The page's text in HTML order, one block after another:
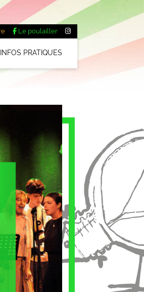
Le poulailler
INFOS PRATIQUES